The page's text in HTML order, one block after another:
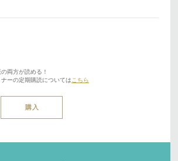
両方が読める！
ーの定期購読についてはこちら
購入